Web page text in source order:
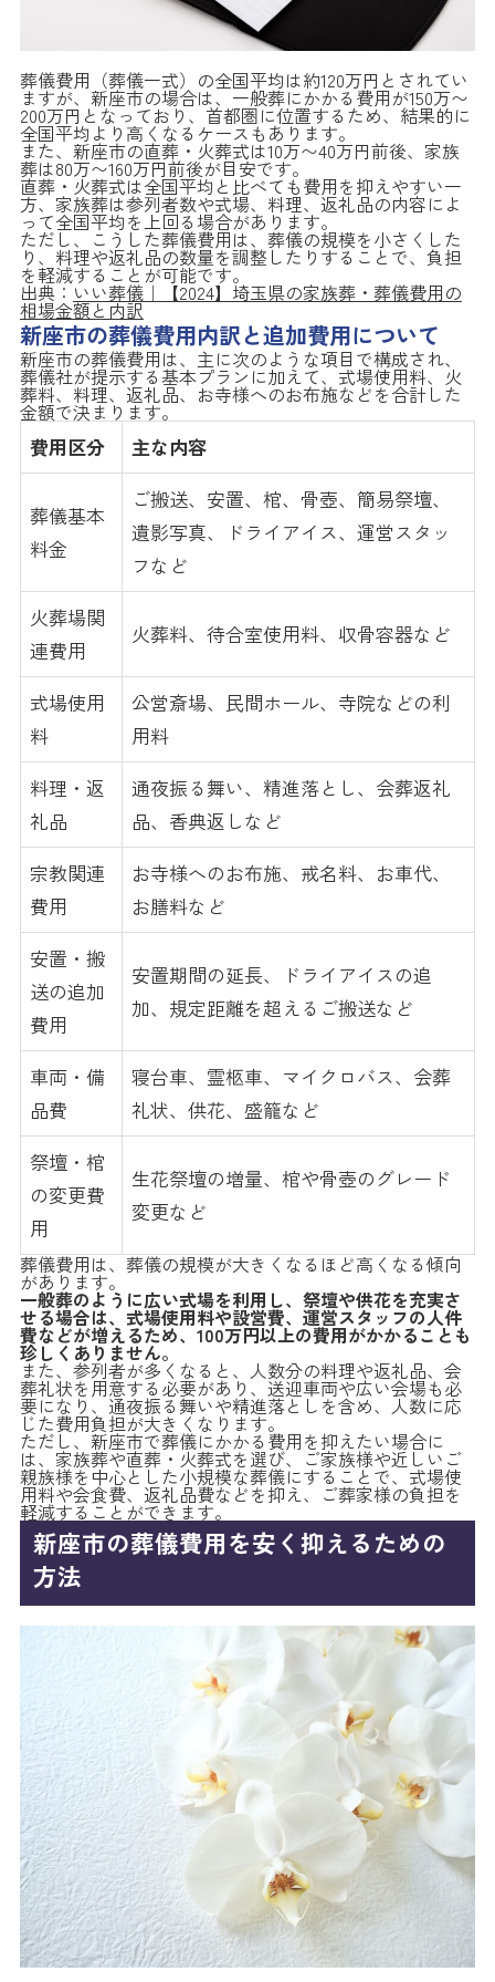
葬儀費用（葬儀一式）の全国平均は約120万円とされてい
ますが、新座市の場合は、一般葬にかかる費用が150万〜
200万円となっており、首都圏に位置するため、結果的に
全国平均より高くなるケースもあります。
また、新座市の直葬・火葬式は10万〜40万円前後、家族
葬は80万〜160万円前後が目安です。
直葬・火葬式は全国平均と比べても費用を抑えやすい一
方、家族葬は参列者数や式場、料理、返礼品の内容によ
って全国平均を上回る場合があります。
ただし、こうした葬儀費用は、葬儀の規模を小さくした
り、料理や返礼品の数量を調整したりすることで、負担
を軽減することが可能です。
出典：いい葬儀｜【2024】埼玉県の家族葬・葬儀費用の
相場金額と内訳
新座市の葬儀費用内訳と追加費用について
新座市の葬儀費用は、主に次のような項目で構成され、
葬儀社が提示する基本プランに加えて、式場使用料、火
葬料、料理、返礼品、お寺様へのお布施などを合計した
金額で決まります。
費用区分 主な内容
葬儀基本
料金
ご搬送、安置、棺、骨壺、簡易祭壇、
遺影写真、ドライアイス、運営スタッ
フなど
火葬場関
連費用
火葬料、待合室使用料、収骨容器など
式場使用
料
公営斎場、民間ホール、寺院などの利
用料
料理・返
礼品
通夜振る舞い、精進落とし、会葬返礼
品、香典返しなど
宗教関連
費用
お寺様へのお布施、戒名料、お車代、
お膳料など
安置・搬
送の追加
費用
安置期間の延長、ドライアイスの追
加、規定距離を超えるご搬送など
車両・備
品費
寝台車、霊柩車、マイクロバス、会葬
礼状、供花、盛籠など
祭壇・棺
の変更費
用
生花祭壇の増量、棺や骨壺のグレード
変更など
葬儀費用は、葬儀の規模が大きくなるほど高くなる傾向
があります。
一般葬のように広い式場を利用し、祭壇や供花を充実さ
せる場合は、式場使用料や設営費、運営スタッフの人件
費などが増えるため、100万円以上の費用がかかることも
珍しくありません。
また、参列者が多くなると、人数分の料理や返礼品、会
葬礼状を用意する必要があり、送迎車両や広い会場も必
要になり、通夜振る舞いや精進落としを含め、人数に応
じた費用負担が大きくなります。
ただし、新座市で葬儀にかかる費用を抑えたい場合に
は、家族葬や直葬・火葬式を選び、ご家族様や近しいご
親族様を中心とした小規模な葬儀にすることで、式場使
用料や会食費、返礼品費などを抑え、ご葬家様の負担を
軽減することができます。
新座市の葬儀費用を安く抑えるための
方法